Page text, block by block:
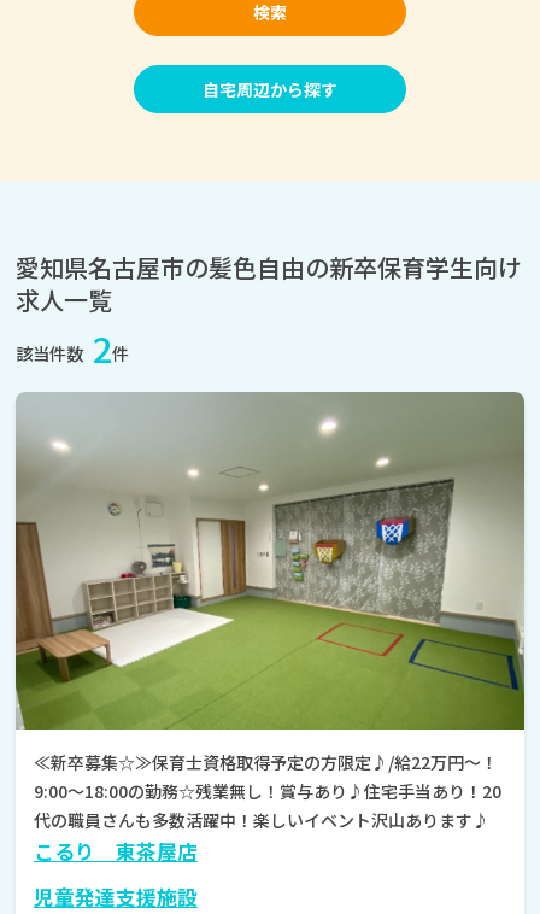
検索
自宅周辺から探す
愛知県名古屋市の髪色自由の新卒保育学生向け
求人一覧
該当件数 2件
≪新卒募集☆≫保育士資格取得予定の方限定♪/給22万円～！
9:00～18:00の勤務☆残業無し！賞与あり♪住宅手当あり！20
代の職員さんも多数活躍中！楽しいイベント沢山あります♪
こるり 東茶屋店
児童発達支援施設